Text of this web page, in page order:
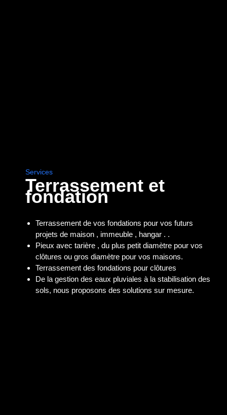
Services
Terrassement et
fondation
Terrassement de vos fondations pour vos futurs
projets de maison , immeuble , hangar . .
Pieux avec tarière , du plus petit diamètre pour vos
clôtures ou gros diamètre pour vos maisons.
Terrassement des fondations pour clôtures
De la gestion des eaux pluviales à la stabilisation des
sols, nous proposons des solutions sur mesure.